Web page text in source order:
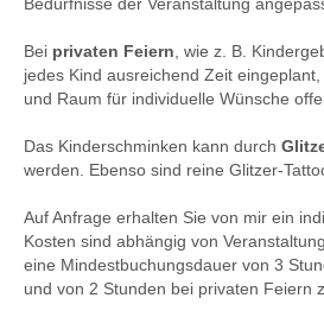
Bei privaten Feiern , wie z. B.
jedes Kind ausreichend Zeit
und Raum für individuelle Wünsche
Das Kinderschminken kann durch
werden. Ebenso sind reine Glitzer-
Auf Anfrage erhalten Sie von mir ein
Kosten sind abhängig von
eine Mindestbuchungsdauer von 3
und von 2 Stunden bei privaten Feiern